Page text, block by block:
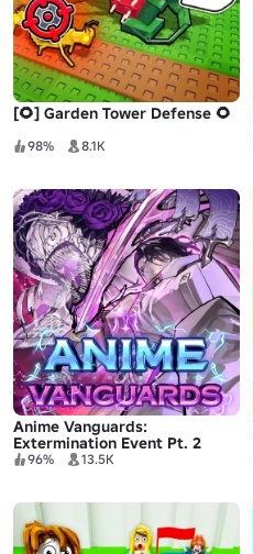
[🌻] Garden Tower Defense 🌻
98% 8.1K
Anime Vanguards:
Extermination Event Pt. 2
96% 13.5K